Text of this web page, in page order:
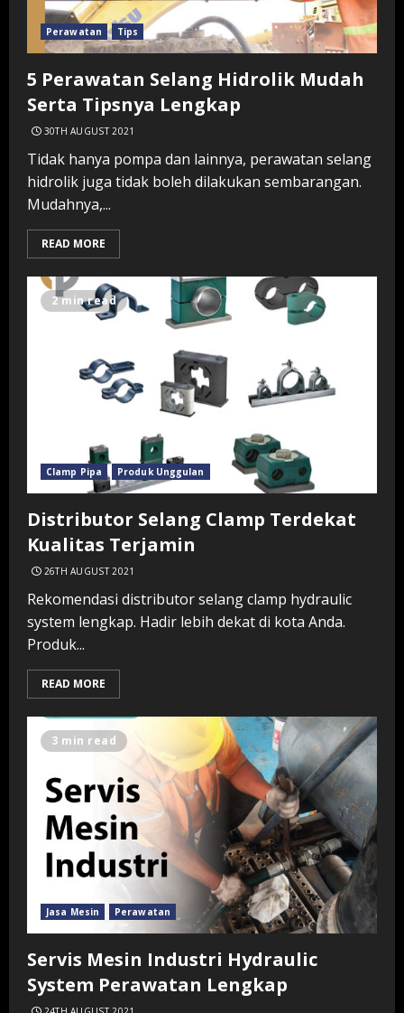
Perawatan Tips
5 Perawatan Selang Hidrolik Mudah
Serta Tipsnya Lengkap
30TH AUGUST 2021
Tidak hanya pompa dan lainnya, perawatan selang
hidrolik juga tidak boleh dilakukan sembarangan.
Mudahnya,...
READ MORE
2 min read
Clamp Pipa Produk Unggulan
Distributor Selang Clamp Terdekat
Kualitas Terjamin
26TH AUGUST 2021
Rekomendasi distributor selang clamp hydraulic
system lengkap. Hadir lebih dekat di kota Anda.
Produk...
READ MORE
3 min read
Jasa Mesin Perawatan
Servis Mesin Industri Hydraulic
System Perawatan Lengkap